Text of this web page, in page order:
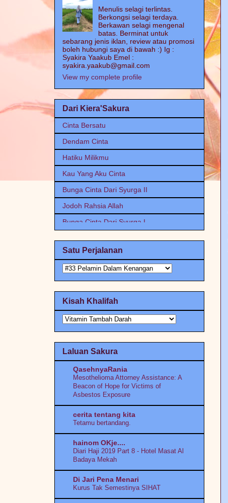
Menulis selagi terlintas.
Berkongsi selagi terdaya.
Berkawan selagi mengenal
batas. Berminat untuk
sebarang jenis iklan, review atau promosi
boleh hubungi saya di bawah :) Ig :
Syakira Yaakub Emel :
syakira.yaakub@gmail.com
View my complete profile
Dari Kiera'Sakura
Cinta Bersatu
Dendam Cinta
Hatiku Milikmu
Kau Yang Aku Cinta
Bunga Cinta Dari Syurga II
Jodoh Rahsia Allah
Bunga Cinta Dari Syurga I
Nota Cinta Yang Kau Tinggalkan
Saya HATI Kamu
Kau Dan Dia Berbeza
Kerana Sebuah Novel part II
Kerana Sebuah Novel part I
Cinta Tak Salah
Satu Perjalanan
Kisah Khalifah
Laluan Sakura
QasehnyaRania
Mesothelioma Attorney Assistance: A
Beacon of Hope for Victims of
Asbestos Exposure
cerita tentang kita
Tetamu bertandang.
hainom OKje....
Diari Haji 2019 Part 8 - Hotel Masat Al
Badaya Mekah
Di Jari Pena Menari
Kurus Tak Semestinya SIHAT